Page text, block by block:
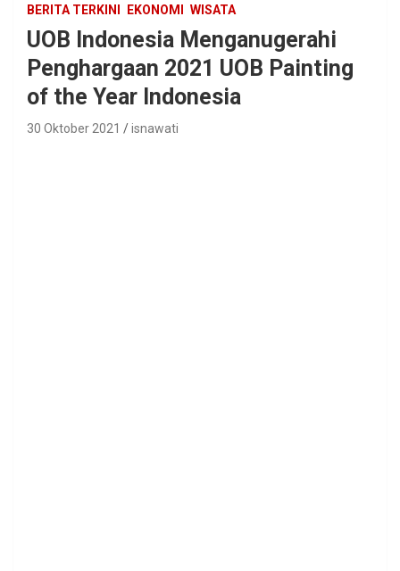
BERITA TERKINI EKONOMI WISATA
UOB Indonesia Menganugerahi
Penghargaan 2021 UOB Painting
of the Year Indonesia
30 Oktober 2021 isnawati